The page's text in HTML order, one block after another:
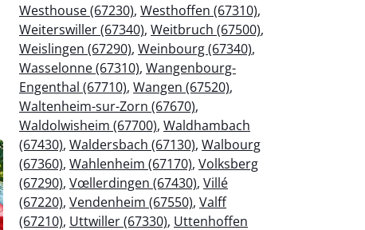
Westhouse (67230), Westhoffen (67310),
Weiterswiller (67340), Weitbruch (67500),
Weislingen (67290), Weinbourg (67340),
Wasselonne (67310), Wangenbourg-
Engenthal (67710), Wangen (67520),
Waltenheim-sur-Zorn (67670),
Waldolwisheim (67700), Waldhambach
(67430), Waldersbach (67130), Walbourg
(67360), Wahlenheim (67170), Volksberg
(67290), Vœllerdingen (67430), Villé
(67220), Vendenheim (67550), Valff
(67210), Uttwiller (67330), Uttenhoffen